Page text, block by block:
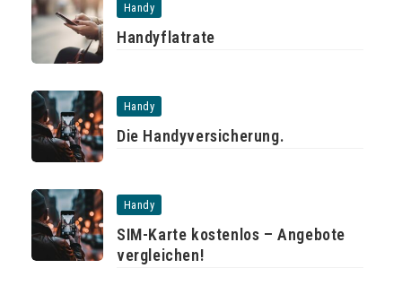
Handy
Handyflatrate
Handy
Die Handyversicherung.
Handy
SIM-Karte kostenlos – Angebote
vergleichen!